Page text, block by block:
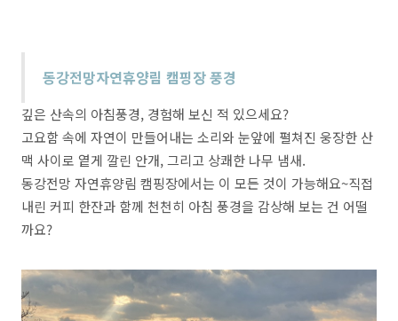
동강전망자연휴양림 캠핑장 풍경
깊은 산속의 아침풍경, 경험해 보신 적 있으세요?
고요함 속에 자연이 만들어내는 소리와 눈앞에 펼쳐진 웅장한 산
맥 사이로 옅게 깔린 안개, 그리고 상쾌한 나무 냄새.
동강전망 자연휴양림 캠핑장에서는 이 모든 것이 가능해요~직접
내린 커피 한잔과 함께 천천히 아침 풍경을 감상해 보는 건 어떨
까요?